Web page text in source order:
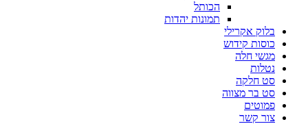
הכותל
תמונות יהדות
בלוק אקרילי
כוסות קידוש
מגשי חלה
נטלות
סט חלקה
סט בר מצווה
פמוטים
צור קשר